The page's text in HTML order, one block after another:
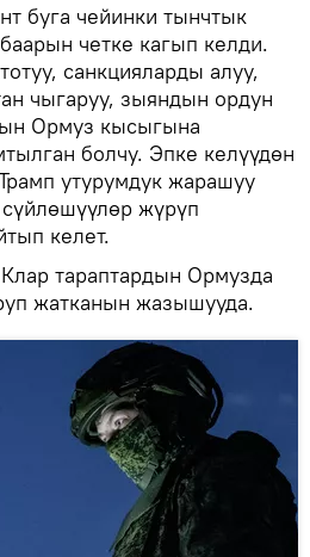
буга чейинки тынчтык
четке кагып келди.
санкцияларды алуу,
чыгаруу, зыяндын ордун
Ормуз кысыгына
болчу. Эпке келүүдөн
утурумдук жарашуу
жүрүп
келет.
тараптардын Ормузда
жатканын жазышууда.